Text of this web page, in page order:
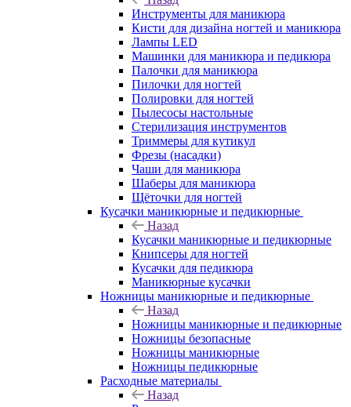
Инструменты для маникюра
Кисти для дизайна ногтей и маникюра
Лампы LED
Машинки для маникюра и педикюра
Палочки для маникюра
Пилочки для ногтей
Полировки для ногтей
Пылесосы настольные
Стерилизация инструментов
Триммеры для кутикул
Фрезы (насадки)
Чаши для маникюра
Шаберы для маникюра
Щёточки для ногтей
Кусачки маникюрные и педикюрные
Назад
Кусачки маникюрные и педикюрные
Книпсеры для ногтей
Кусачки для педикюра
Маникюрные кусачки
Ножницы маникюрные и педикюрные
Назад
Ножницы маникюрные и педикюрные
Ножницы безопасные
Ножницы маникюрные
Ножницы педикюрные
Расходные материалы
Назад